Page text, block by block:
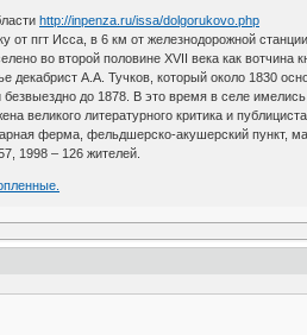
http://inpenza.ru/issa/dolgorukovo.php
от пгт Исса, в 6 км от железнодорожной
во второй половине XVII века как
декабрист А.А. Тучков, который около 1830
до 1878. В это время в селе
великого литературного критика и
ферма, фельдшерско-акушерский пункт,
1998 – 126 жителей.